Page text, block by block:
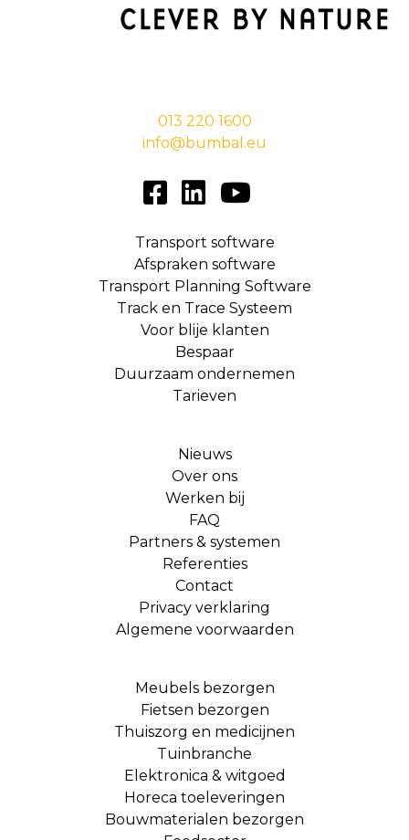
013 220 1600
info@bumbal.eu
Transport software
Afspraken software
Transport Planning Software
Track en Trace Systeem
Voor blije klanten
Bespaar
Duurzaam ondernemen
Tarieven
Nieuws
Over ons
Werken bij
FAQ
Partners & systemen
Referenties
Contact
Privacy verklaring
Algemene voorwaarden
Meubels bezorgen
Fietsen bezorgen
Thuiszorg en medicijnen
Tuinbranche
Elektronica & witgoed
Horeca toeleveringen
Bouwmaterialen bezorgen